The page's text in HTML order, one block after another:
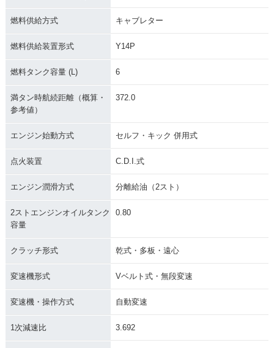
燃料供給方式 キャブレター
燃料供給装置形式 Y14P
燃料タンク容量 (L) 6
満タン時航続距離（概算・
参考値）
372.0
エンジン始動方式 セルフ・キック 併用式
点火装置 C.D.I.式
エンジン潤滑方式 分離給油（2スト）
2ストエンジンオイルタンク
容量
0.80
クラッチ形式 乾式・多板・遠心
変速機形式 Vベルト式・無段変速
変速機・操作方式 自動変速
1次減速比 3.692